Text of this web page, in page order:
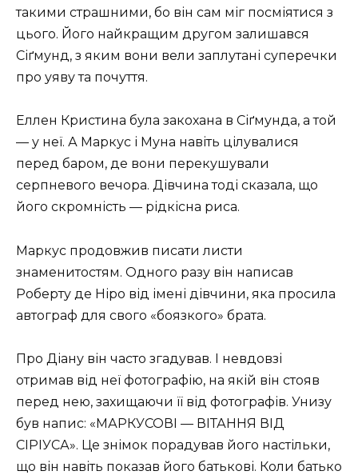
такими страшними, бо він сам міг посміятися з
цього. Його найкращим другом залишався
Сіґмунд, з яким вони вели заплутані суперечки
про уяву та почуття.
Еллен Кристина була закохана в Сіґмунда, а той
— у неї. А Маркус і Муна навіть цілувалися
перед баром, де вони перекушували
серпневого вечора. Дівчина тоді сказала, що
його скромність — рідкісна риса.
Маркус продовжив писати листи
знаменитостям. Одного разу він написав
Роберту де Ніро від імені дівчини, яка просила
автограф для свого «боязкого» брата.
Про Діану він часто згадував. І невдовзі
отримав від неї фотографію, на якій він стояв
перед нею, захищаючи її від фотографів. Унизу
був напис: «МАРКУСОВІ — ВІТАННЯ ВІД
СІРІУСА». Це знімок порадував його настільки,
що він навіть показав його батькові. Коли батько